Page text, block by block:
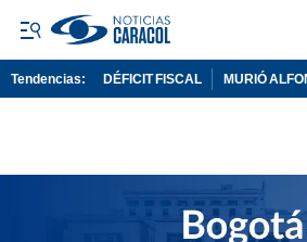
Tendencias: DÉFICIT FISCAL MURIÓ